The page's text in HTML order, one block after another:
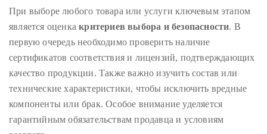
При выборе любого товара или услуги ключевым этапом
является оценкакритериев выбора и безопасности. В
первую очередь необходимо проверить наличие
сертификатов соответствия и лицензий, подтверждающих
качество продукции. Также важно изучить состав или
технические характеристики, чтобы исключить вредные
компоненты или брак. Особое внимание уделяется
гарантийным обязательствам продавца и условиям